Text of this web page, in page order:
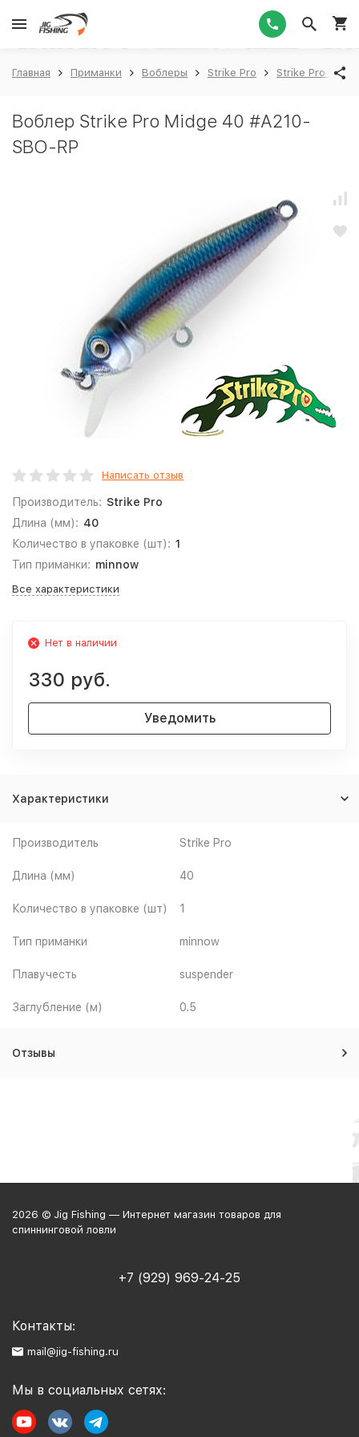
Главная Приманки Воблеры Strike Pro Strike Pro
Воблер Strike Pro Midge 40 #A210-
SBO-RP
Написать отзыв
Производитель: Strike Pro
Длина (мм): 40
Количество в упаковке (шт): 1
Тип приманки: minnow
Все характеристики
Нет в наличии
330 руб.
Уведомить
Характеристики
Производитель Strike Pro
Длина (мм) 40
Количество в упаковке (шт) 1
Тип приманки minnow
Плавучесть suspender
Заглубление (м) 0.5
Отзывы
2026 © Jig Fishing — Интернет магазин товаров для
спиннинговой ловли
+7 (929) 969-24-25
Контакты:
mail@jig-fishing.ru
Мы в социальных сетях: